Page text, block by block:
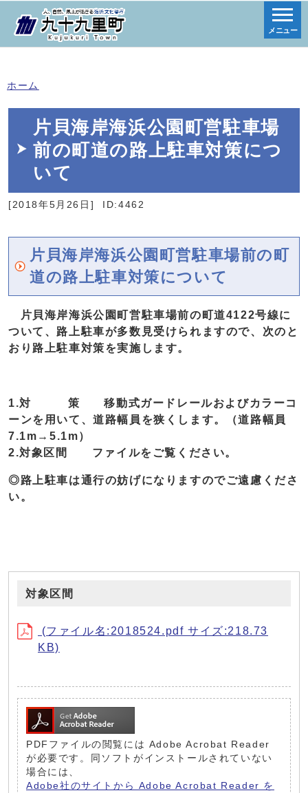
メニュー
ホーム
片貝海岸海浜公園町営駐車場
前の町道の路上駐車対策につ
いて
[2018年5月26日] ID:4462
片貝海岸海浜公園町営駐車場前の町
道の路上駐車対策について
片貝海岸海浜公園町営駐車場前の町道4122号線に
ついて、路上駐車が多数見受けられますので、次のと
おり路上駐車対策を実施します。
1.対 策 移動式ガードレールおよびカラーコ
ーンを用いて、道路幅員を狭くします。（道路幅員
7.1m→5.1m）
2.対象区間 ファイルをご覧ください。
◎路上駐車は通行の妨げになりますのでご遠慮くださ
い。
対象区間
(ファイル名:2018524.pdf サイズ:218.73
KB)
PDFファイルの閲覧には Adobe Acrobat Reader
が必要です。同ソフトがインストールされていない
場合には、
Adobe社のサイトから Adobe Acrobat Reader を